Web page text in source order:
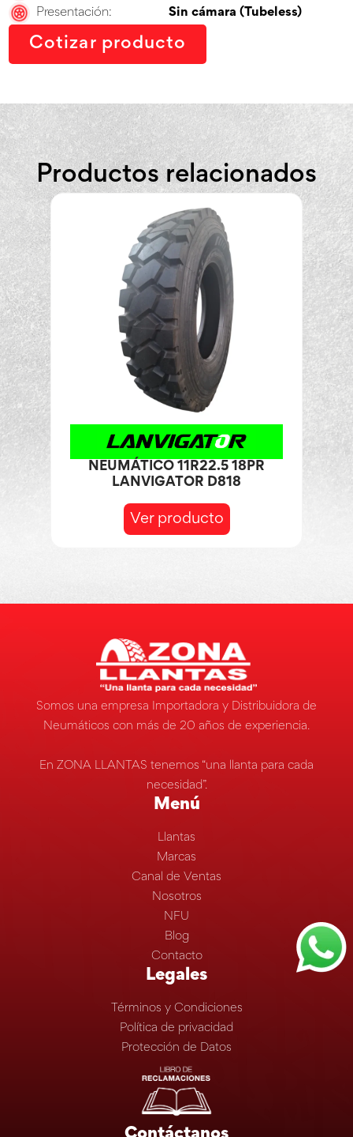
Presentación:
Sin cámara (Tubeless)
Cotizar producto
Productos relacionados
NEUMÁTICO 11R22.5 18PR
LANVIGATOR D818
Ver producto
Somos una empresa Importadora y Distribuidora de
Neumáticos con más de 20 años de experiencia.
En ZONA LLANTAS tenemos “una llanta para cada
necesidad”.
Menú
Llantas
Marcas
Canal de Ventas
Nosotros
NFU
Blog
Contacto
Legales
Términos y Condiciones
Política de privacidad
Protección de Datos